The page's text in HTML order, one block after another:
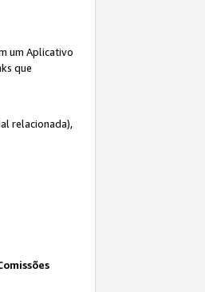
um Aplicativo
que
relacionada),